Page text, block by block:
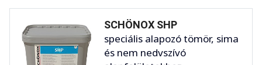
SCHÖNOX SHP
speciális alapozó tömör, sima
és nem nedvszívó